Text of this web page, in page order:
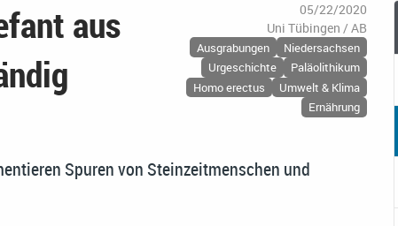
aus
05/22/2020
Uni Tübingen / AB
Ausgrabungen
Niedersachsen
Urgeschichte
Paläolithikum
Homo erectus
Umwelt & Klima
Ernährung
Spuren von Steinzeitmenschen und